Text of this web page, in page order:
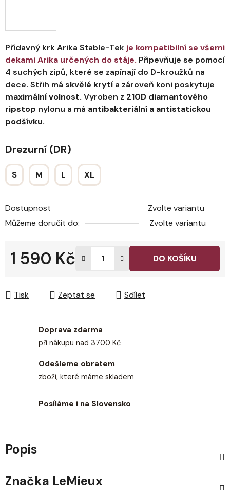
Přídavný krk Arika Stable-Tek je kompatibilní se všemi
dekami Arika určených do stáje. Připevňuje se pomocí
4 suchých zipů, které se zapínají do D-kroužků na
dece. Střih má skvělé krytí a zároveň koni poskytuje
maximální volnost. Vyroben z 210D diamantového
ripstop nylonu a má antibakteriální a antistatickou
podšívku.
Drezurní (DR)
S M L XL
Dostupnost
Zvolte variantu
Můžeme doručit do:
Zvolte variantu
1 590 Kč DO KOŠÍKU
Tisk Zeptat se Sdílet
Doprava zdarma
při nákupu nad 3700 Kč
Odešleme obratem
zboží, které máme skladem
Posíláme i na Slovensko
Popis
Značka LeMieux